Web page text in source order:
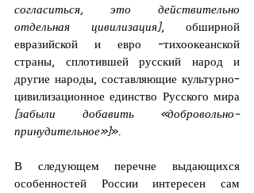
согласиться, это действительно
отдельная цивилизация], обширной
евразийской и евро -тихоокеанской
страны, сплотившей русский народ и
другие народы, составляющие культурно-
[забыли добавить «добровольно-
принудительное»]».
В следующем перечне выдающихся
особенностей России интересен сам